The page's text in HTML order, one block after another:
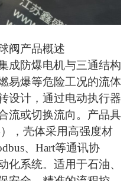
阀产品概述
成防爆电机与三通结构
易爆等危险工况的流体
设计，通过电动执行器
流或切换流向。产品具
，壳体采用高强度材
、Hart等通讯协
化系统。适用于石油、